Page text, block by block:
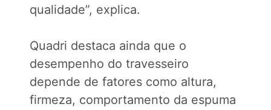
qualidade”, explica.
Quadri destaca ainda que o
desempenho do travesseiro
depende de fatores como altura,
firmeza, comportamento da espuma